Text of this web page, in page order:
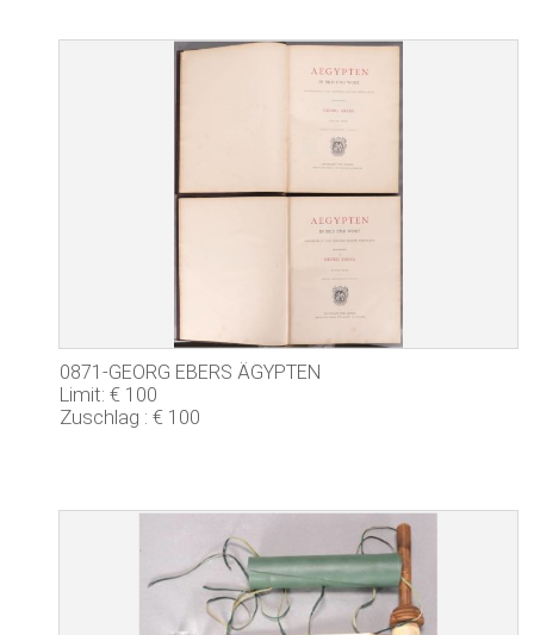
0871-GEORG EBERS ÄGYPTEN
Limit: € 100
Zuschlag : € 100